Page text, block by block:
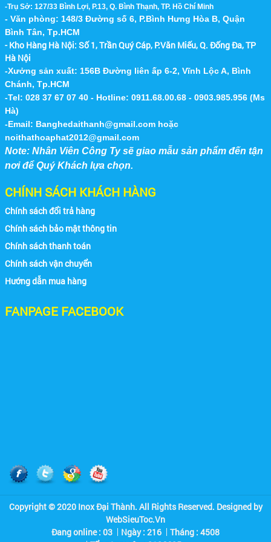
xuất và cung cấp các loại bàn ghế inox, bàn inox
304, ghế inox xếp, bàn tròn...
BÁN BÀN GHẾ INOX 304, GHẾ INOX, BÀN
Nội Thất Inox Đại Thành chuyên sản xuất và
Công Ty Đại Thành chuyên sản xuất ghế nhà
hàng tiệc cưới tại tphcm và toàn quốc. Nhằm
đáp ứng nhu cầu sử...
Căn Tin Công Ty Mercedes Benz VN
-Trụ Sở: 127/33 Bình Lợi, P.13, Q. Bình Thạnh, TP. Hồ Chí Minh
- Văn phòng: 148/3 Đường số 6, P.Bình Hưng Hòa B, Quận
Bình Tân, Tp.HCM
- Kho Hàng Hà Nội: Số 1, Trần Quý Cáp, P.Văn Miếu, Q. Đống Đa, TP
Hà Nội
-Xưởng sản xuất: 156B Đường liên ấp 6-2, Vĩnh Lộc A, Bình
Chánh, Tp.HCM
-Tel: 028 37 67 07 40 - Hotline: 0911.68.00.68 - 0903.985.956 (Ms
Hà)
-Email: Banghedaithanh@gmail.com hoặc
noithathoaphat2012@gmail.com
Note: Nhân Viên Công Ty sẽ giao mẫu sản phẩm đến tận
nơi để Quý Khách lựa chọn.
CHÍNH SÁCH KHÁCH HÀNG
Chính sách đổi trả hàng
Chính sách bảo mật thông tin
Chính sách thanh toán
Chính sách vận chuyển
Hướng dẫn mua hàng
FANPAGE FACEBOOK
Copyright © 2020 Inox Đại Thành. All Rights Reserved. Designed by
WebSieuToc.Vn
Đang online : 03
Ngày : 216
Tháng : 4508